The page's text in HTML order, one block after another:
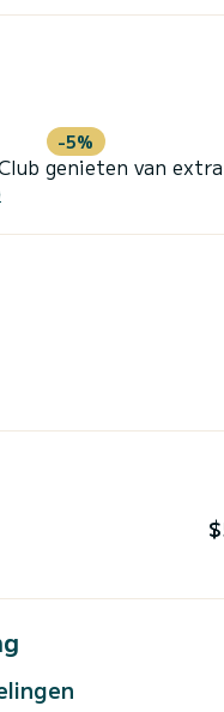
-5%
genieten van